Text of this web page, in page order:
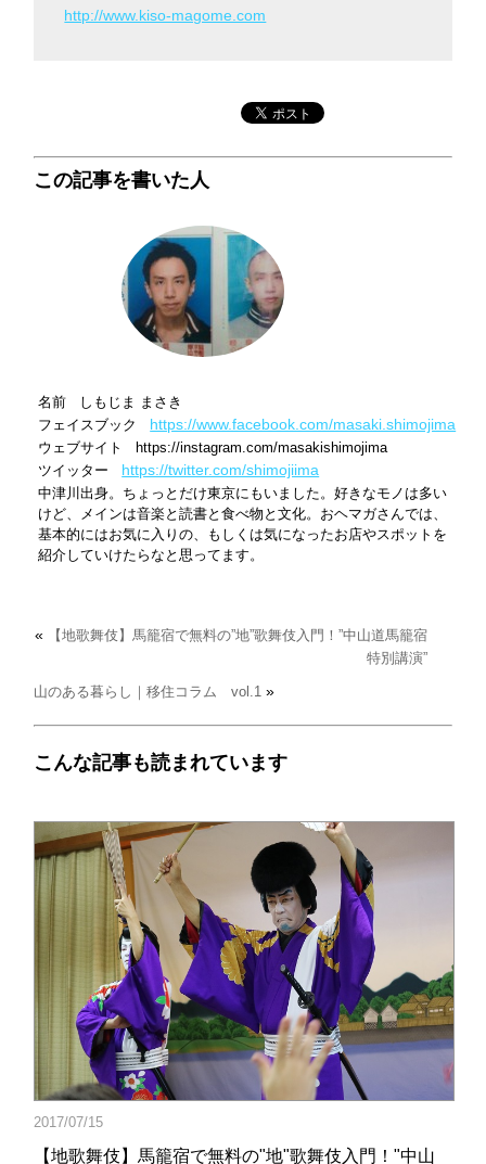
http://www.kiso-magome.com
この記事を書いた人
名前 しもじま まさき
フェイスブック https://www.facebook.com/masaki.shimojima
ウェブサイト https://instagram.com/masakishimojima
ツイッター https://twitter.com/shimojiima
中津川出身。ちょっとだけ東京にもいました。好きなモノは多い
けど、メインは音楽と読書と食べ物と文化。おヘマガさんでは、
基本的にはお気に入りの、もしくは気になったお店やスポットを
紹介していけたらなと思ってます。
«
【地歌舞伎】馬籠宿で無料の”地”歌舞伎入門！”中山道馬籠宿
特別講演”
山のある暮らし｜移住コラム vol.1 »
こんな記事も読まれています
2017/07/15
【地歌舞伎】馬籠宿で無料の"地"歌舞伎入門！"中山